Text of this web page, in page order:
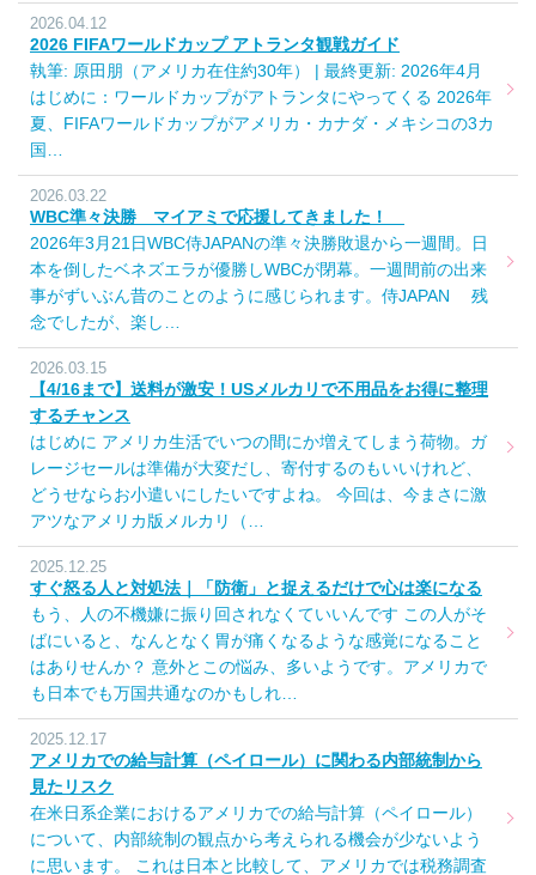
2026.04.12
2026 FIFAワールドカップ アトランタ観戦ガイド
執筆: 原田朋（アメリカ在住約30年） | 最終更新: 2026年4月
はじめに：ワールドカップがアトランタにやってくる 2026年
夏、FIFAワールドカップがアメリカ・カナダ・メキシコの3カ
国…
2026.03.22
WBC準々決勝 マイアミで応援してきました！
2026年3月21日WBC侍JAPANの準々決勝敗退から一週間。日
本を倒したベネズエラが優勝しWBCが閉幕。一週間前の出来
事がずいぶん昔のことのように感じられます。侍JAPAN 残
念でしたが、楽し…
2026.03.15
【4/16まで】送料が激安！USメルカリで不用品をお得に整理
するチャンス
はじめに アメリカ生活でいつの間にか増えてしまう荷物。ガ
レージセールは準備が大変だし、寄付するのもいいけれど、
どうせならお小遣いにしたいですよね。 今回は、今まさに激
アツなアメリカ版メルカリ（…
2025.12.25
すぐ怒る人と対処法｜「防衛」と捉えるだけで心は楽になる
もう、人の不機嫌に振り回されなくていいんです この人がそ
ばにいると、なんとなく胃が痛くなるような感覚になること
はありせんか？ 意外とこの悩み、多いようです。アメリカで
も日本でも万国共通なのかもしれ…
2025.12.17
アメリカでの給与計算（ペイロール）に関わる内部統制から
見たリスク
在米日系企業におけるアメリカでの給与計算（ペイロール）
について、内部統制の観点から考えられる機会が少ないよう
に思います。 これは日本と比較して、アメリカでは税務調査